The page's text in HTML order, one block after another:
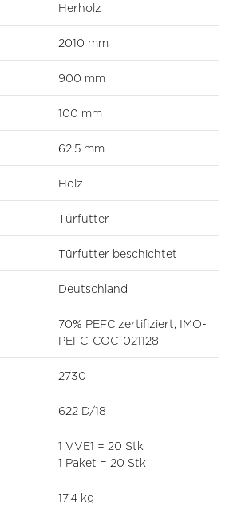
Herholz
2010 mm
900 mm
100 mm
62.5 mm
Holz
Türfutter
Türfutter beschichtet
Deutschland
70% PEFC zertifiziert, IMO-
PEFC-COC-021128
2730
622 D/18
1 VVE1 = 20 Stk
1 Paket = 20 Stk
17.4 kg